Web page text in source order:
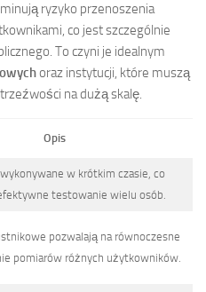
ryzyko przenoszenia
co jest szczególnie
To czyni je idealnym
oraz instytucji, które muszą
na dużą skalę.
Opis
w krótkim czasie, co
testowanie wielu osób.
pozwalają na równoczesne
pomiarów różnych użytkowników.